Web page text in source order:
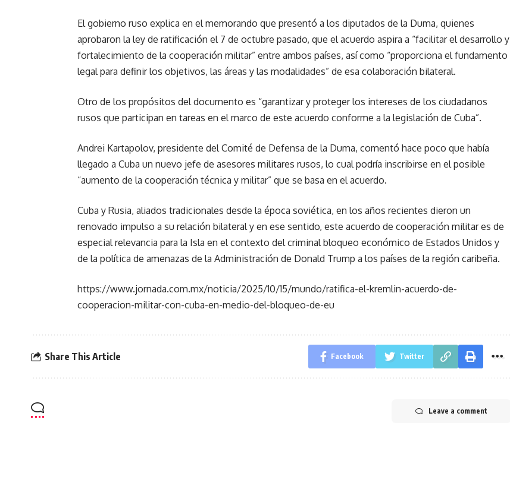
El gobierno ruso explica en el memorando que presentó a los diputados de la Duma, quienes
aprobaron la ley de ratificación el 7 de octubre pasado, que el acuerdo aspira a “facilitar el desarrollo y
fortalecimiento de la cooperación militar” entre ambos países, así como “proporciona el fundamento
legal para definir los objetivos, las áreas y las modalidades” de esa colaboración bilateral.
Otro de los propósitos del documento es “garantizar y proteger los intereses de los ciudadanos
rusos que participan en tareas en el marco de este acuerdo conforme a la legislación de Cuba”.
Andrei Kartapolov, presidente del Comité de Defensa de la Duma, comentó hace poco que había
llegado a Cuba un nuevo jefe de asesores militares rusos, lo cual podría inscribirse en el posible
“aumento de la cooperación técnica y militar” que se basa en el acuerdo.
Cuba y Rusia, aliados tradicionales desde la época soviética, en los años recientes dieron un
renovado impulso a su relación bilateral y en ese sentido, este acuerdo de cooperación militar es de
especial relevancia para la Isla en el contexto del criminal bloqueo económico de Estados Unidos y
de la política de amenazas de la Administración de Donald Trump a los países de la región caribeña.
https://www.jornada.com.mx/noticia/2025/10/15/mundo/ratifica-el-kremlin-acuerdo-de-
cooperacion-militar-con-cuba-en-medio-del-bloqueo-de-eu
Share This Article Facebook Twitter
Leave a comment